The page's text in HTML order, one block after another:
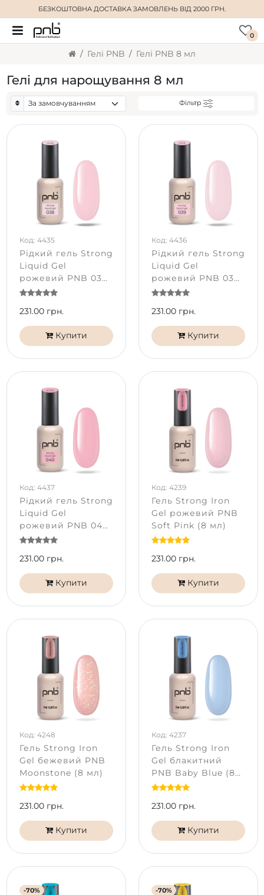
БЕЗКОШТОВНА ДОСТАВКА ЗАМОВЛЕНЬ ВІД 2000 ГРН.
0
Гелі PNB Гелі PNB 8 мл
Гелі для нарощування 8 мл
Фільтр
Код: 4435
Рідкий гель Strong
Liquid Gel
рожевий PNB 038
Milk Syrup (8 мл)
231.00 грн.
Купити
Код: 4436
Рідкий гель Strong
Liquid Gel
рожевий PNB 039
Pure Nude (8 мл)
231.00 грн.
Купити
Код: 4437
Рідкий гель Strong
Liquid Gel
рожевий PNB 040
Rosy Touch (8 мл)
231.00 грн.
Купити
Код: 4239
Гель Strong Iron
Gel рожевий PNB
Soft Pink (8 мл)
231.00 грн.
Купити
Код: 4248
Гель Strong Iron
Gel бежевий PNB
Moonstone (8 мл)
231.00 грн.
Купити
Код: 4237
Гель Strong Iron
Gel блакитний
PNB Baby Blue (8
мл)
231.00 грн.
Купити
-70% -70%